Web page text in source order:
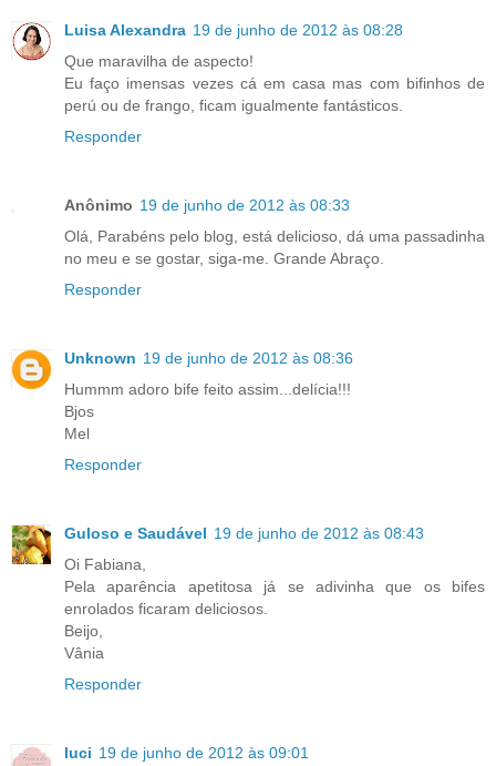
Luisa Alexandra 19 de junho de 2012 às 08:28
Que maravilha de aspecto!
Eu faço imensas vezes cá em casa mas com bifinhos de
perú ou de frango, ficam igualmente fantásticos.
Responder
Anônimo 19 de junho de 2012 às 08:33
Olá, Parabéns pelo blog, está delicioso, dá uma passadinha
no meu e se gostar, siga-me. Grande Abraço.
Responder
Unknown 19 de junho de 2012 às 08:36
Hummm adoro bife feito assim...delícia!!!
Bjos
Mel
Responder
Guloso e Saudável 19 de junho de 2012 às 08:43
Oi Fabiana,
Pela aparência apetitosa já se adivinha que os bifes
enrolados ficaram deliciosos.
Beijo,
Vânia
Responder
luci 19 de junho de 2012 às 09:01